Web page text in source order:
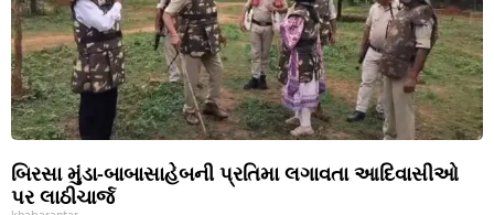
બિરસા મુંડા-બાબાસાહેબની પ્રતિમા લગાવતા આદિવાસીઓ
પર લાઠીચાર્જ